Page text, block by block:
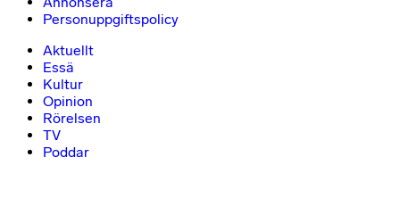
Personuppgiftspolicy
Aktuellt
Essä
Kultur
Opinion
Rörelsen
TV
Poddar